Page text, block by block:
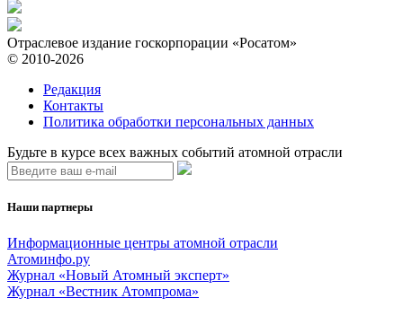
Отраслевое издание госкорпорации «Росатом»
© 2010-2026
Редакция
Контакты
Политика обработки персональных данных
Будьте в курсе всех важных событий атомной отрасли
Наши партнеры
Информационные центры атомной отрасли
Атоминфо.ру
Журнал «Новый Атомный эксперт»
Журнал «Вестник Атомпрома»